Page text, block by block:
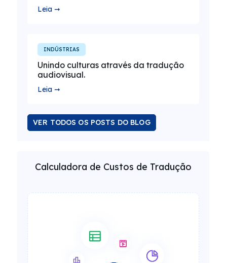
Leia ➞
INDÚSTRIAS
Unindo culturas através da tradução
audiovisual.
Leia ➞
VER TODOS OS POSTS DO BLOG
Calculadora de Custos de Tradução